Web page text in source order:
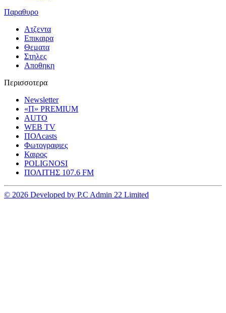
Παραθυρο
Ατζεντα
Επικαιρα
Θεματα
Στηλες
Αποθηκη
Περισσοτερα
Newsletter
«Π» PREMIUM
AUTO
WEB TV
ΠΟΛcasts
Φωτογραφιες
Καιρος
POLIGNOSI
ΠΟΛΙΤΗΣ 107.6 FM
© 2026 Developed by P.C Admin 22 Limited